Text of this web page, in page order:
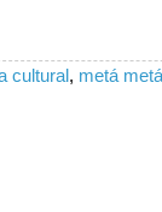
cultural, metá metá